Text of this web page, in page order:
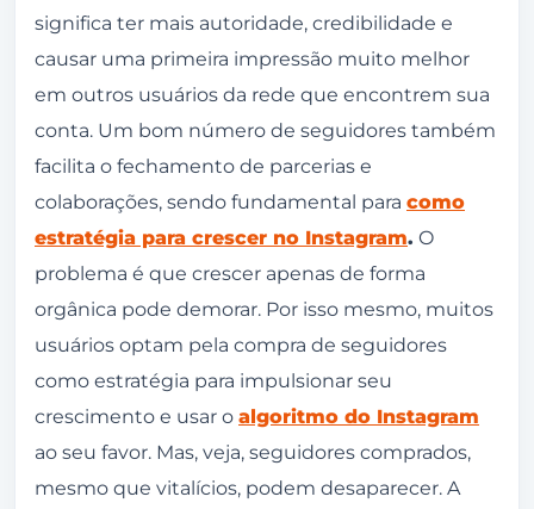
significa ter mais autoridade, credibilidade e
causar uma primeira impressão muito melhor
em outros usuários da rede que encontrem sua
conta. Um bom número de seguidores também
facilita o fechamento de parcerias e
colaborações, sendo fundamental para como
estratégia para crescer no Instagram. O
problema é que crescer apenas de forma
orgânica pode demorar. Por isso mesmo, muitos
usuários optam pela compra de seguidores
como estratégia para impulsionar seu
crescimento e usar o algoritmo do Instagram
ao seu favor. Mas, veja, seguidores comprados,
mesmo que vitalícios, podem desaparecer. A